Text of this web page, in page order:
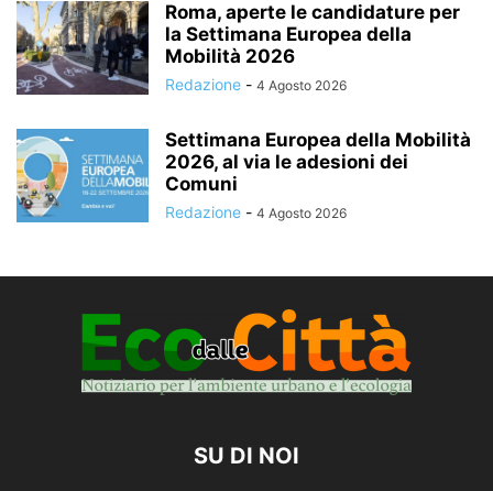
Roma, aperte le candidature per
la Settimana Europea della
Mobilità 2026
Redazione - 4 Agosto 2026
Settimana Europea della Mobilità
2026, al via le adesioni dei
Comuni
Redazione - 4 Agosto 2026
SU DI NOI